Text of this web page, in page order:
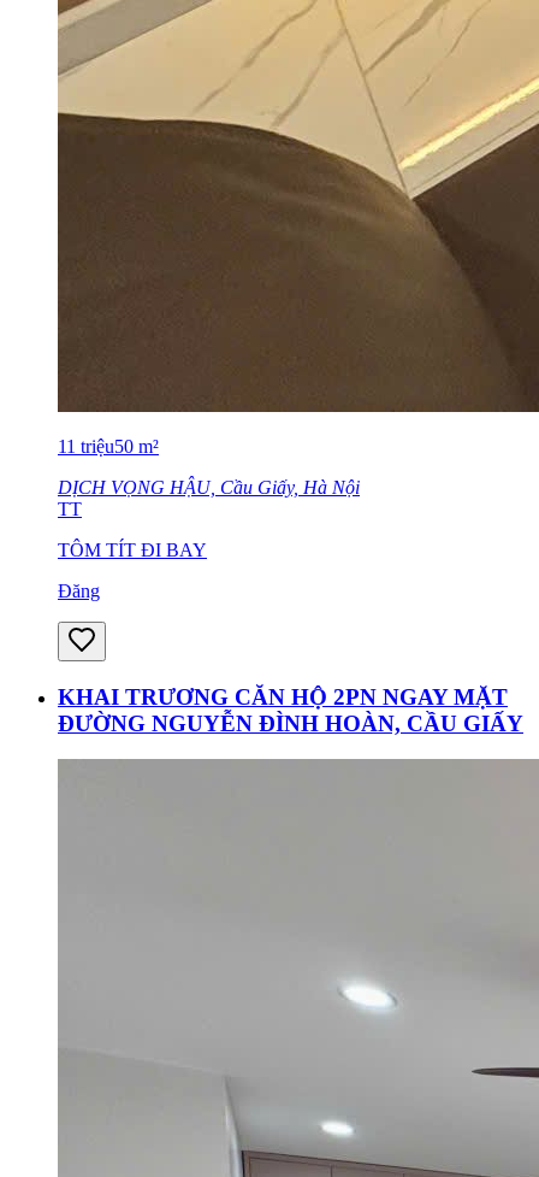
11 triệu50 m²
DỊCH VỌNG HẬU, Cầu Giấy, Hà Nội
TT
TÔM TÍT ĐI BAY
Đăng
KHAI TRƯƠNG CĂN HỘ 2PN NGAY MẶT
ĐƯỜNG NGUYỄN ĐÌNH HOÀN, CẦU GIẤY